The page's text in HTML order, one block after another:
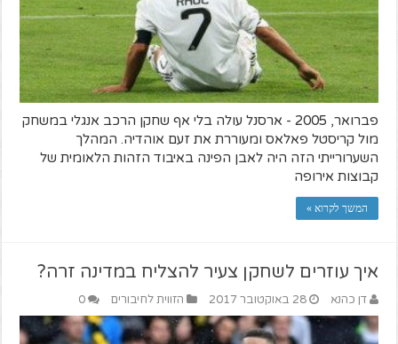
פברואר, 2005 - ארסנל עולה בלי אף שחקן הרכב אנגלי במשחק
מול קריסטל פאלאס ומעוררת את זעם אוהדיה. המהלך
השערורייתי הזה היה לאבן הפינה באיבוד הזהות הלאומית של
קבוצות אירופה
המשך לקרוא »
איך עוזרים לשחקן צעיר להצליח במדינה זרה?
דן כהנא 28 באוקטובר 2017 הזווית לחיבורים 0